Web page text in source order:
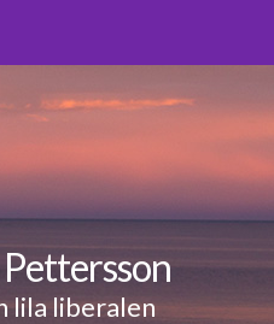
lila liberalen